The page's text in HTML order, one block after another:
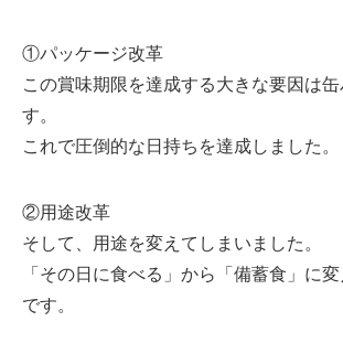
①パッケージ改革
この賞味期限を達成する大きな要因は
す。
これで圧倒的な日持ちを達成しました。
②用途改革
そして、用途を変えてしまいました。
「その日に食べる」から「備蓄食」に
です。